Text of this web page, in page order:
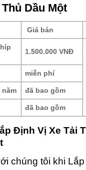
Dầu Một
Giá bán
1.500.000 VNĐ
miễn phí
năm đã bao gồm
đã bao gồm
Định Vị Xe Tải
chúng tôi khi Lắp